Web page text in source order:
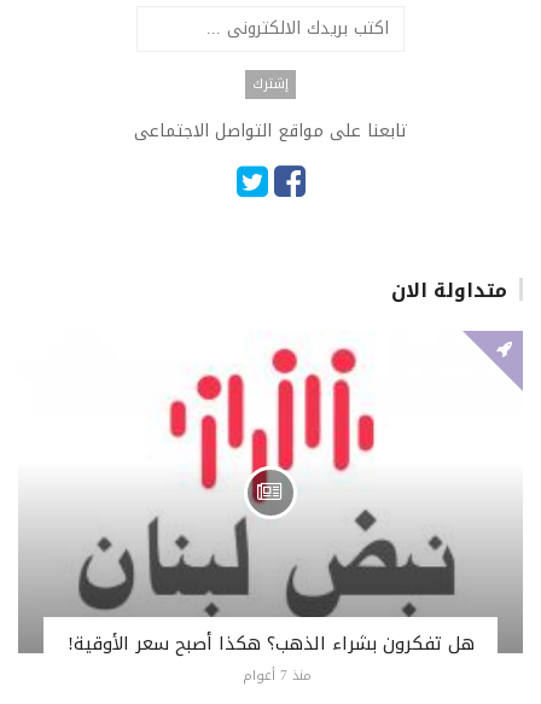
تابعنا على مواقع التواصل الاجتماعى
متداولة الان
هل تفكرون بشراء الذهب؟ هكذا أصبح سعر الأوقية!
منذ 7 أعوام